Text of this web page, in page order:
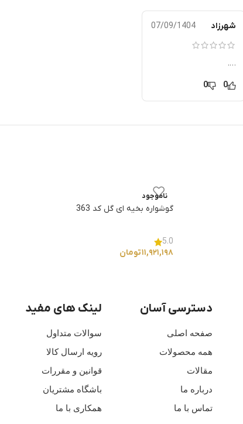
شهرزاد 07/09/1404
….
0
0
ناموجود
گوشواره بخیه ای گل کد 363
5.0
۱۱,۹۲۱,۱۹۸تومان
دسترسی آسان
صفحه اصلی
همه محصولات
مقالات
درباره ما
تماس با ما
لینک های مفید
سوالات متداول
رویه ارسال کالا
قوانین و مقررات
باشگاه مشتریان
همکاری با ما